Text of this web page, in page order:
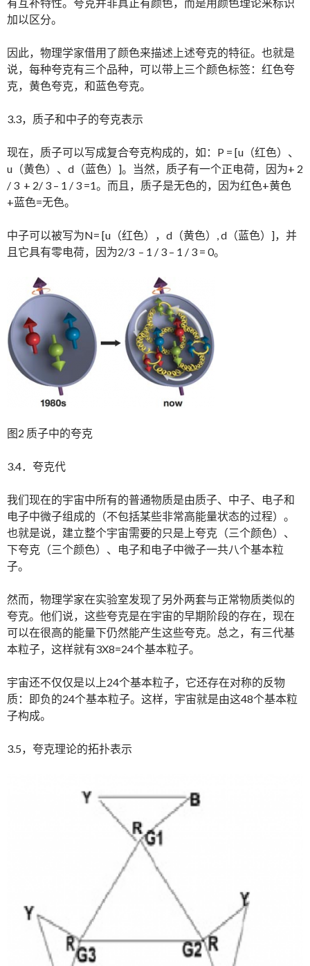
加以区分。
因此，物理学家借用了颜色来描述上述夸克的特征。也就是
说，每种夸克有三个品种，可以带上三个颜色标签：红色夸
克，黄色夸克，和蓝色夸克。
3.3，质子和中子的夸克表示
现在，质子可以写成复合夸克构成的，如：P = [u（红色）、
u（黄色）、d（蓝色）]。当然，质子有一个正电荷，因为+ 2
/ 3 + 2/ 3 – 1 / 3 =1。而且，质子是无色的，因为红色+黄色
+蓝色=无色。
中子可以被写为N= [u（红色），d（黄色）, d（蓝色）]，并
且它具有零电荷，因为2/3 – 1 / 3 – 1 / 3 = 0。
图2 质子中的夸克
3.4．夸克代
我们现在的宇宙中所有的普通物质是由质子、中子、电子和
电子中微子组成的（不包括某些非常高能量状态的过程）。
也就是说，建立整个宇宙需要的只是上夸克（三个颜色）、
下夸克（三个颜色）、电子和电子中微子一共八个基本粒
子。
然而，物理学家在实验室发现了另外两套与正常物质类似的
夸克。他们说，这些夸克是在宇宙的早期阶段的存在，现在
可以在很高的能量下仍然能产生这些夸克。总之，有三代基
本粒子，这样就有3X8=24个基本粒子。
宇宙还不仅仅是以上24个基本粒子，它还存在对称的反物
质：即负的24个基本粒子。这样，宇宙就是由这48个基本粒
子构成。
3.5，夸克理论的拓扑表示